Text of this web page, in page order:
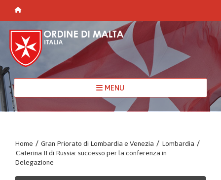
MENU
Home / Gran Priorato di Lombardia e Venezia / Lombardia /
Caterina II di Russia: successo per la conferenza in
Delegazione